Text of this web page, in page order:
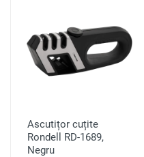
Ascutițor cuțite
Rondell RD-1689,
Negru